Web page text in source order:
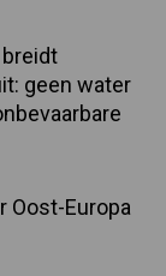
geen water
Oost-Europa